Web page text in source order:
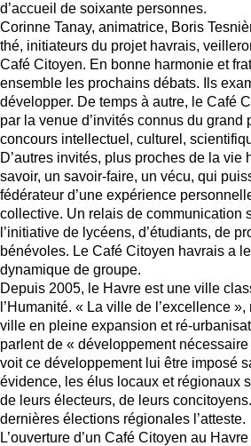
d’accueil de soixante personnes.
Corinne Tanay, animatrice, Boris
thé, initiateurs du projet havrais,
Café Citoyen. En bonne harmonie et
ensemble les prochains débats. Ils
développer. De temps à autre, le Café
par la venue d’invités connus du grand
concours intellectuel, culturel,
D’autres invités, plus proches de la vie
savoir, un savoir-faire, un vécu, qui
fédérateur d’une expérience
collective. Un relais de communication
l’initiative de lycéens, d’étudiants, de
bénévoles. Le Café Citoyen havrais a
dynamique de groupe.
Depuis 2005, le Havre est une ville
l’Humanité. « La ville de l’excellence
ville en pleine expansion et ré-
parlent de « développement
voit ce développement lui être imposé
évidence, les élus locaux et régionaux
de leurs électeurs, de leurs
dernières élections régionales l’atteste.
L’ouverture d’un Café Citoyen au